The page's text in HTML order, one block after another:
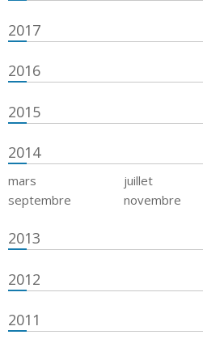
2017
2016
2015
2014
mars juillet
septembre
novembre
2013
2012
2011